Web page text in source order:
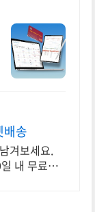
배송
겨보세요.
내 무료반